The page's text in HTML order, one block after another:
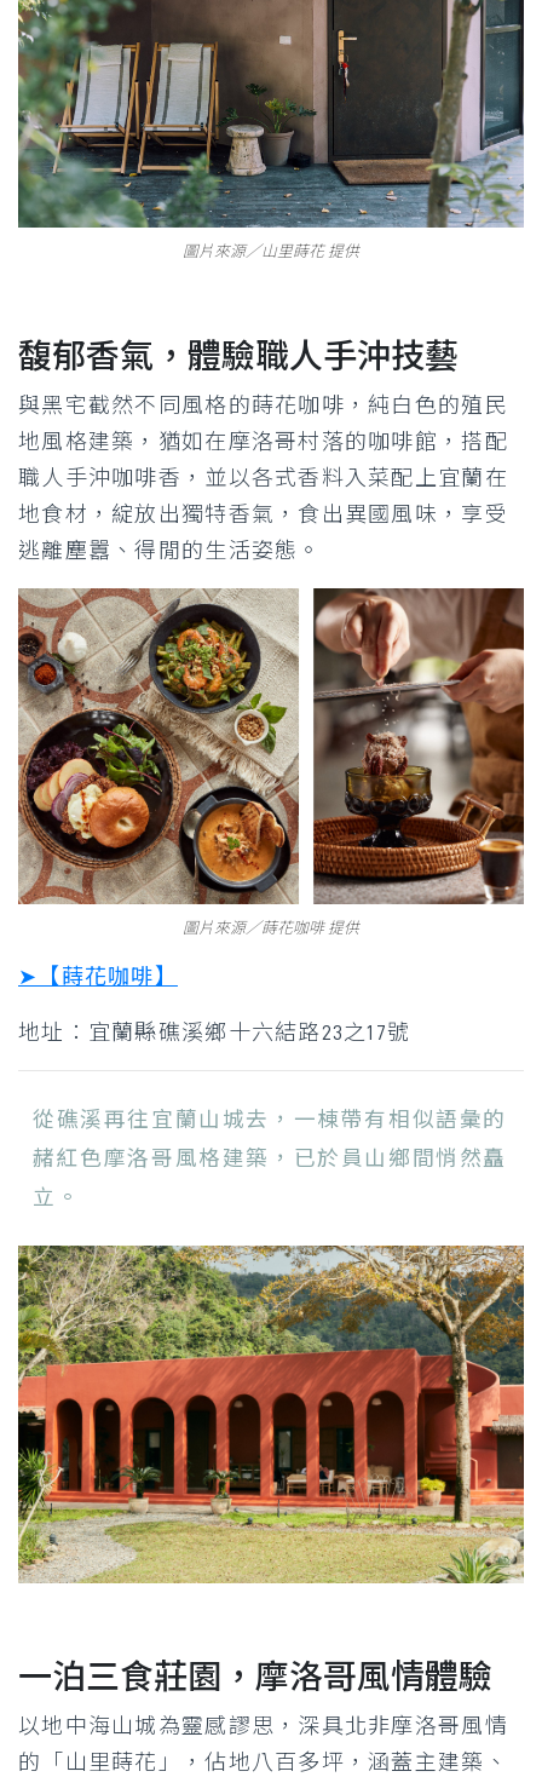
圖片來源／山里蒔花 提供
馥郁香氣，體驗職人手沖技藝
與黑宅截然不同風格的蒔花咖啡，純白色的殖民
地風格建築，猶如在摩洛哥村落的咖啡館，搭配
職人手沖咖啡香，並以各式香料入菜配上宜蘭在
地食材，綻放出獨特香氣，食出異國風味，享受
逃離塵囂、得閒的生活姿態。
圖片來源／蒔花咖啡 提供
➤【蒔花咖啡】
地址：宜蘭縣礁溪鄉十六結路23之17號
從礁溪再往宜蘭山城去，一棟帶有相似語彙的
赭紅色摩洛哥風格建築，已於員山鄉間悄然矗
立。
一泊三食莊園，摩洛哥風情體驗
以地中海山城為靈感謬思，深具北非摩洛哥風情
的「山里蒔花」，佔地八百多坪，涵蓋主建築、